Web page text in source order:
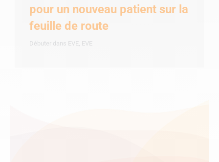
pour un nouveau patient sur la
feuille de route
Débuter dans EVE EVE